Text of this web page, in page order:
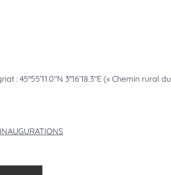
45°55’11.0″N 3°16’18.3″E (« Chemin rural du